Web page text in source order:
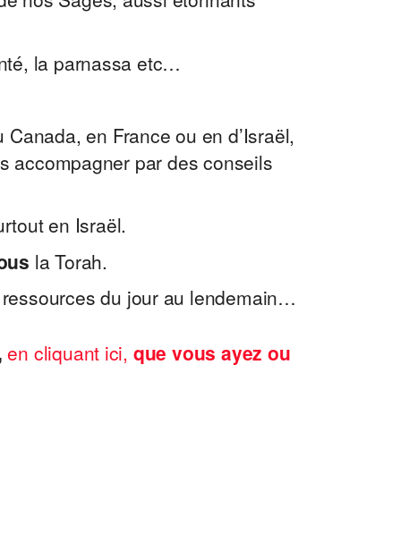
la parnassa etc…
en France ou en d’Israël,
accompagner par des conseils
en Israël.
la Torah.
du jour au lendemain…
en cliquant ici, que vous ayez ou